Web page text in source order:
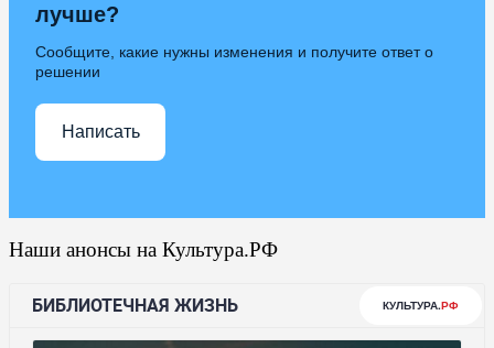
лучше?
Сообщите, какие нужны изменения и получите ответ о
решении
Написать
Наши анонсы на Культура.РФ